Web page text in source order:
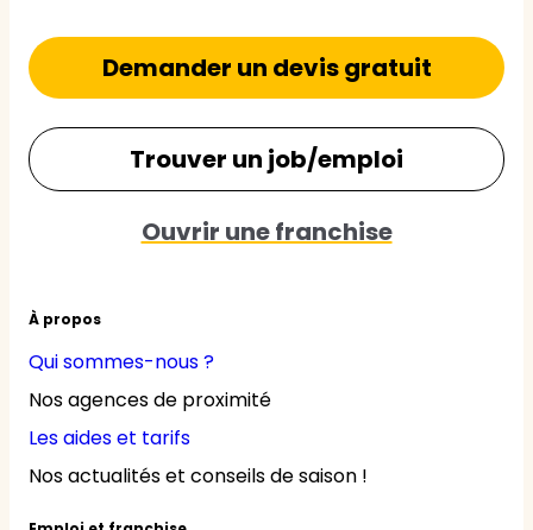
À propos
Qui sommes-nous ?
Nos agences de proximité
Les aides et tarifs
Nos actualités et conseils de saison !
Demander un devis gratuit
Trouver un job/emploi
Ouvrir une franchise